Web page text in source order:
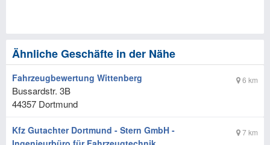
Ähnliche Geschäfte in der Nähe
6 km
Fahrzeugbewertung Wittenberg
Bussardstr. 3B
44357 Dortmund
7 km
Kfz Gutachter Dortmund - Stern GmbH -